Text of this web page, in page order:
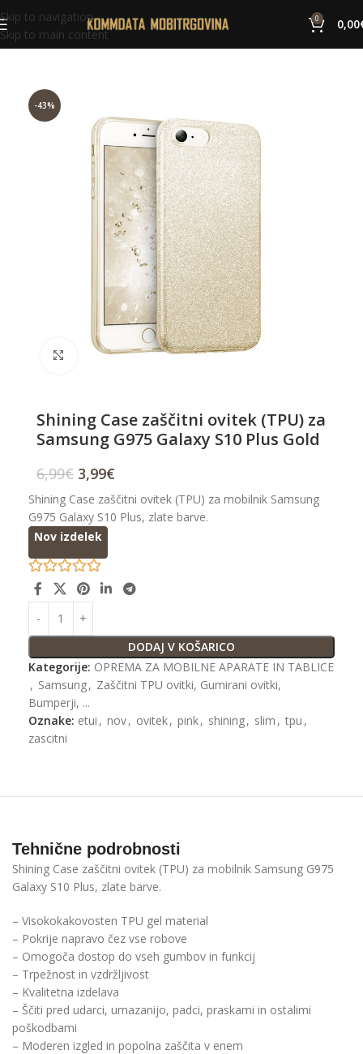
Skip to navigation
Skip to main content
0 0,00
-43%
Click to enlarge
Shining Case zaščitni ovitek (TPU) za
Samsung G975 Galaxy S10 Plus Gold
6,99€ 3,99€
Shining Case zaščitni ovitek (TPU) za mobilnik Samsung
G975 Galaxy S10 Plus, zlate barve.
DODAJ V KOŠARICO
Nov izdelek
Kategorije: OPREMA ZA MOBILNE APARATE IN TABLICE
, Samsung, Zaščitni TPU ovitki, Gumirani ovitki,
Bumperji, ...
Oznake: etui , nov, ovitek, pink, shining, slim , tpu ,
zascitni
Tehnične podrobnosti
Shining Case zaščitni ovitek (TPU) za mobilnik Samsung G975
Galaxy S10 Plus, zlate barve.
– Visokokakovosten TPU gel material
– Pokrije napravo čez vse robove
– Omogoča dostop do vseh gumbov in funkcij
– Trpežnost in vzdržljivost
– Kvalitetna izdelava
– Ščiti pred udarci, umazanijo, padci, praskami in ostalimi
poškodbami
– Moderen izgled in popolna zaščita v enem